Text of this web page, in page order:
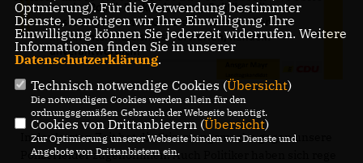
In der letzten Zeit hat die Stimmungsmache gegen unsere
Polizei leider zugenommen. Auch Politiker haben sich rege
Optmierung). Für die Verwendung bestimmter
Dienste, benötigen wir Ihre Einwilligung. Ihre
Einwilligung können Sie jederzeit widerrufen. Weitere
Informationen finden Sie in unserer
Datenschutzerklärung.
Technisch notwendige Cookies (Übersicht)
Die notwendigen Cookies werden allein für den
ordnungsgemäßen Gebrauch der Webseite benötigt.
Cookies von Drittanbietern (Übersicht)
Zur Optimierung unserer Webseite binden wir Dienste und
Angebote von Drittanbietern ein.